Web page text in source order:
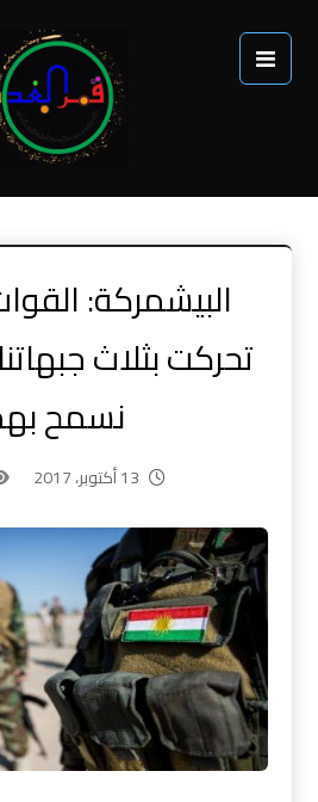
البيشمركة:
تحركت بثلاث
نسمح
13 أكتوبر، 2017